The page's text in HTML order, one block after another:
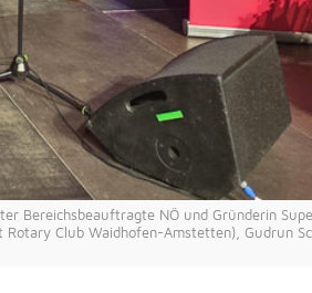
Bereichsbeauftragte NÖ und Gründerin
Rotary Club Waidhofen-Amstetten), Gudrun